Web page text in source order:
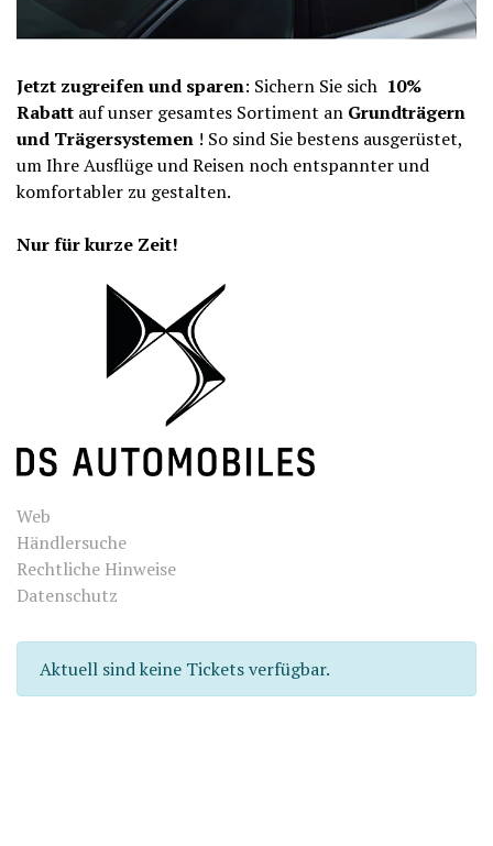
Jetzt zugreifen und sparen: Sichern Sie sich 10%
Rabatt auf unser gesamtes Sortiment an Grundträgern
und Trägersystemen ! So sind Sie bestens ausgerüstet,
um Ihre Ausflüge und Reisen noch entspannter und
komfortabler zu gestalten.
Nur für kurze Zeit!
Web
Händlersuche
Rechtliche Hinweise
Datenschutz
Aktuell sind keine Tickets verfügbar.